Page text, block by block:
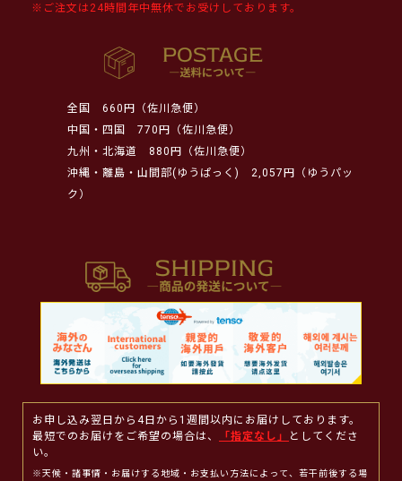
※ご注文は24時間年中無休でお受けしております。
全国
660円（佐川急便）
中国・四国
770円（佐川急便）
九州・北海道
880円（佐川急便）
沖縄・離島・山間部(ゆうぱっく)
2,057円（ゆうパッ
ク）
お申し込み翌日から4日から1週間以内にお届けしております。
最短でのお届けをご希望の場合は、
「指定なし」
としてくださ
い。
※天候・諸事情・お届けする地域・お支払い方法によって、若干前後する場